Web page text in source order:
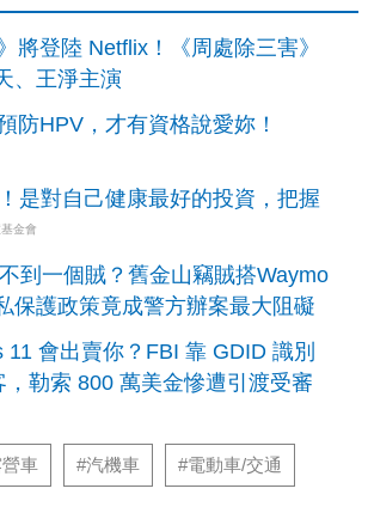
將登陸 Netflix！《周處除三害》
、王淨主演
防HPV，才有資格說愛妳！
是對自己健康最好的投資，把握
金會
到一個賊？舊金山竊賊搭Waymo
保護政策竟成警方辦案最大阻礙
11 會出賣你？FBI 靠 GDID 識別
勒索 800 萬美金慘遭引渡受審
車 #汽機車 #電動車/交通